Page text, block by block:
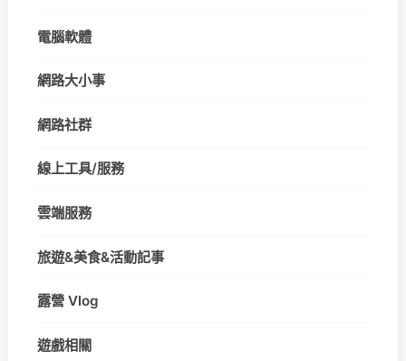
電腦軟體
網路大小事
網路社群
線上工具/服務
雲端服務
旅遊&美食&活動記事
露營 Vlog
遊戲相關